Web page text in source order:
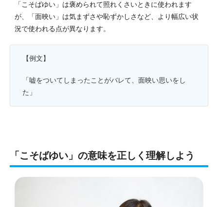
「こそばゆい」は褒められて照れくさいときに使われます
が、「面映い」は気まずさや恥ずかしさなど、より幅広い状
況で使われる点が異なります。
【例文】
「嘘をついてしまったことがバレて、面映い思いをし
た」
「こそばゆい」の意味を正しく理解しよう